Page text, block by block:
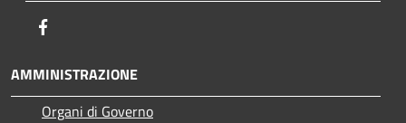
AMMINISTRAZIONE
Organi di Governo